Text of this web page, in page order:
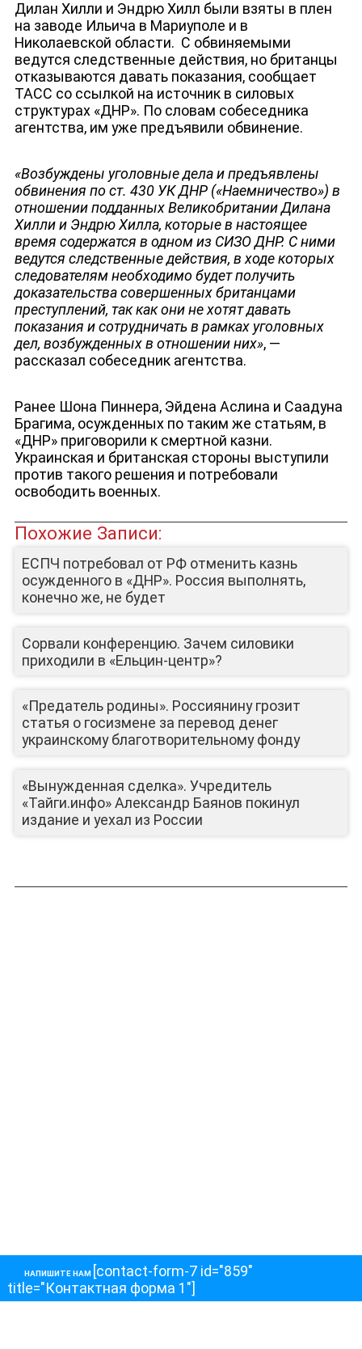
ДЕПУТАТЫ К СЪЕЗДУ
ЮТУБ-КАНАЛ
Дилан Хилли и Эндрю Хилл были взяты в плен
на заводе Ильича в Мариуполе и в
Николаевской области. С обвиняемыми
ведутся следственные действия, но британцы
отказываются давать показания, сообщает
ТАСС со ссылкой на источник в силовых
структурах «ДНР». По словам собеседника
агентства, им уже предъявили обвинение.
«Возбуждены уголовные дела и предъявлены
обвинения по ст. 430 УК ДНР («Наемничество») в
отношении подданных Великобритании Дилана
Хилли и Эндрю Хилла, которые в настоящее
время содержатся в одном из СИЗО ДНР. С ними
ведутся следственные действия, в ходе которых
следователям необходимо будет получить
доказательства совершенных британцами
преступлений, так как они не хотят давать
показания и сотрудничать в рамках уголовных
дел, возбужденных в отношении них», —
рассказал собеседник агентства.
Ранее Шона Пиннера, Эйдена Аслина и Саадуна
Брагима, осужденных по таким же статьям, в
«ДНР» приговорили к смертной казни.
Украинская и британская стороны выступили
против такого решения и потребовали
освободить военных.
Похожие Записи:
ЕСПЧ потребовал от РФ отменить казнь
осужденного в «ДНР». Россия выполнять,
конечно же, не будет
Сорвали конференцию. Зачем силовики
приходили в «Ельцин-центр»?
«Предатель родины». Россиянину грозит
статья о госизмене за перевод денег
украинскому благотворительному фонду
«Вынужденная сделка». Учредитель
«Тайги.инфо» Александр Баянов покинул
издание и уехал из России
НАПИШИТЕ НАМ [contact-form-7 id="859"
title="Контактная форма 1"]